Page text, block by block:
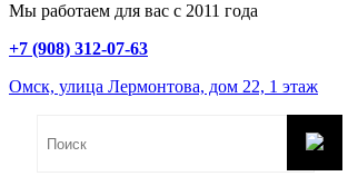
Мы работаем для вас с 2011 года
+7 (908) 312-07-63
Омск, улица Лермонтова, дом 22, 1 этаж